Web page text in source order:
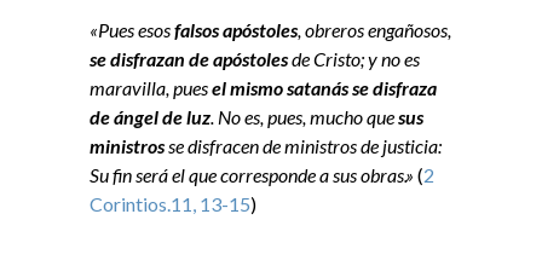
«Pues esosfalsos apóstoles, obreros engañosos,
se disfrazan de apóstolesde Cristo; y no es
maravilla, puesel mismo satanás se disfraza
de ángel de luz. No es, pues, mucho quesus
ministrosse disfracen de ministros de justicia:
Su fin será el que corresponde a sus obras.» (2
Corintios.11, 13-15)